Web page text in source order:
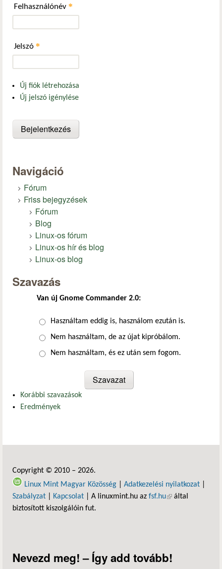
Felhasználónév *
Jelszó *
Új fiók létrehozása
Új jelszó igénylése
Navigáció
Fórum
Friss bejegyzések
Fórum
Blog
Linux-os fórum
Linux-os hír és blog
Linux-os blog
Szavazás
Van új Gnome Commander 2.0:
Választások
Használtam eddig is, használom ezután is.
Nem használtam, de az újat kipróbálom.
Nem használtam, és ez után sem fogom.
Korábbi szavazások
Eredmények
Copyright © 2010 – 2026.
Linux Mint Magyar Közösség
Adatkezelési nyilatkozat
Szabályzat
Kapcsolat | A linuxmint.hu az fsf.hu(külső hivatkozás)
által
biztosított kiszolgálóin fut.
Nevezd meg! – Így add tovább!